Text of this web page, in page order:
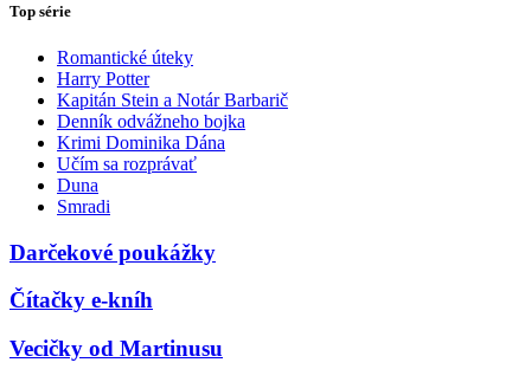
Top série
Romantické úteky
Harry Potter
Kapitán Stein a Notár Barbarič
Denník odvážneho bojka
Krimi Dominika Dána
Učím sa rozprávať
Duna
Smradi
Darčekové poukážky
Čítačky e-kníh
Vecičky od Martinusu